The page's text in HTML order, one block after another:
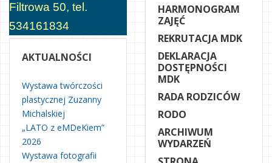
Filtrowa 50, tel.
534161834
AKTUALNOŚCI
Wystawa twórczości
plastycznej Zuzanny
Michalskiej
„LATO z eMDeKiem”
2026
Wystawa fotografii
HARMONOGRAM
ZAJĘĆ
REKRUTACJA MDK
DEKLARACJA
DOSTĘPNOŚCI
MDK
RADA RODZICÓW
RODO
ARCHIWUM
WYDARZEŃ